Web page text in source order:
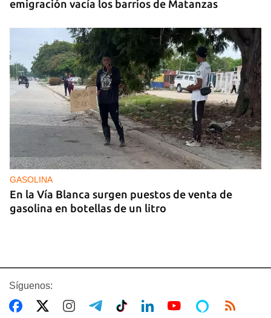
emigración vacía los barrios de Matanzas
GASOLINA
En la Vía Blanca surgen puestos de venta de
gasolina en botellas de un litro
Síguenos: